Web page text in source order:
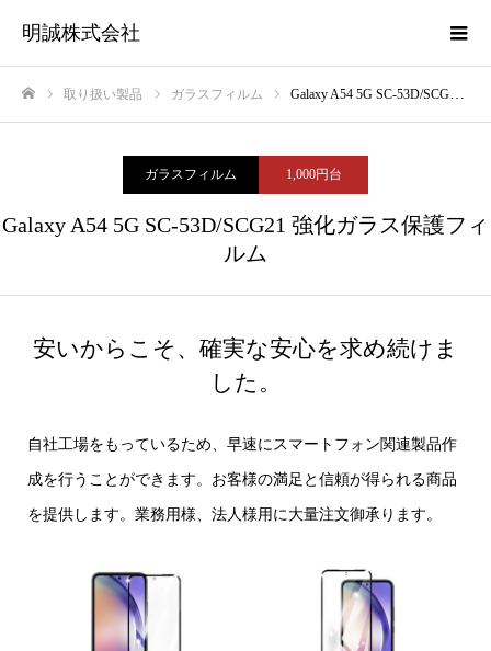
明誠株式会社
取り扱い製品 ガラスフィルム Galaxy A54 5G SC-53D/SCG21 強化ガラス保護フィルム
ガラスフィルム 1,000円台
Galaxy A54 5G SC-53D/SCG21 強化ガラス保護フィ
ルム
安いからこそ、確実な安心を求め続けま
した。
自社工場をもっているため、早速にスマートフォン関連製品作
成を行うことができます。お客様の満足と信頼が得られる商品
を提供します。業務用様、法人様用に大量注文御承ります。